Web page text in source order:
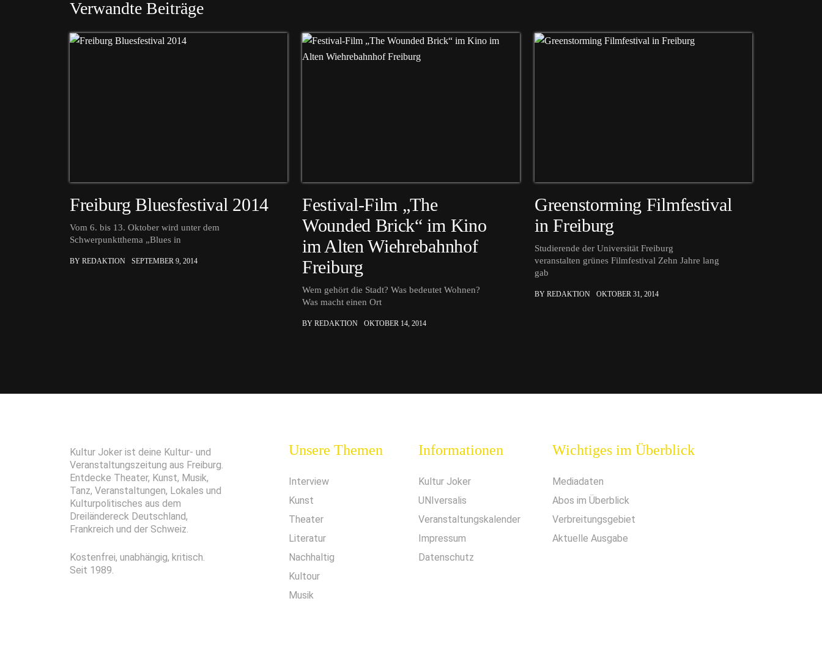
Verwandte Beiträge
Freiburg Bluesfestival 2014
Vom 6. bis 13. Oktober wird unter dem
Schwerpunktthema „Blues in
BY REDAKTION SEPTEMBER 9, 2014
Festival-Film „The
Wounded Brick“ im Kino
im Alten Wiehrebahnhof
Freiburg
Wem gehört die Stadt? Was bedeutet Wohnen?
Was macht einen Ort
BY REDAKTION OKTOBER 14, 2014
Greenstorming Filmfestival
in Freiburg
Studierende der Universität Freiburg
veranstalten grünes Filmfestival Zehn Jahre lang
gab
BY REDAKTION OKTOBER 31, 2014
Kultur Joker ist deine Kultur- und
Veranstaltungszeitung aus Freiburg.
Entdecke Theater, Kunst, Musik,
Tanz, Veranstaltungen, Lokales und
Kulturpolitisches aus dem
Dreiländereck Deutschland,
Frankreich und der Schweiz.
Kostenfrei, unabhängig, kritisch.
Seit 1989.
Unsere Themen
Interview
Kunst
Theater
Literatur
Nachhaltig
Kultour
Musik
Informationen
Kultur Joker
UNIversalis
Veranstaltungskalender
Impressum
Datenschutz
Wichtiges im Überblick
Mediadaten
Abos im Überblick
Verbreitungsgebiet
Aktuelle Ausgabe